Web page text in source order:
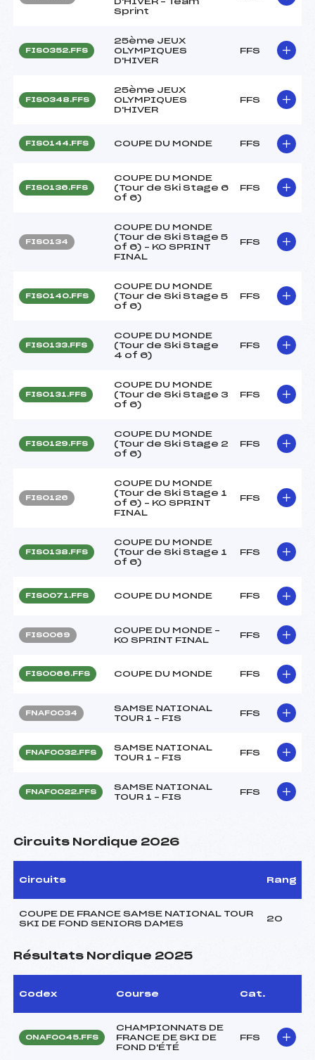
Sprint
FIS0352.FFS
25ème JEUX
OLYMPIQUES
D'HIVER
FFS
FIS0348.FFS
25ème JEUX
OLYMPIQUES
D'HIVER
FFS
FIS0144.FFS COUPE DU MONDE FFS
FIS0136.FFS
COUPE DU MONDE
(Tour de Ski Stage 6
of 6)
FFS
FIS0134
COUPE DU MONDE
(Tour de Ski Stage 5
of 6) – KO SPRINT
FINAL
FFS
FIS0140.FFS
COUPE DU MONDE
(Tour de Ski Stage 5
of 6)
FFS
FIS0133.FFS
COUPE DU MONDE
(Tour de Ski Stage
4 of 6)
FFS
FIS0131.FFS
COUPE DU MONDE
(Tour de Ski Stage 3
of 6)
FFS
FIS0129.FFS
COUPE DU MONDE
(Tour de Ski Stage 2
of 6)
FFS
FIS0126
COUPE DU MONDE
(Tour de Ski Stage 1
of 6) – KO SPRINT
FINAL
FFS
FIS0138.FFS
COUPE DU MONDE
(Tour de Ski Stage 1
of 6)
FFS
FIS0071.FFS COUPE DU MONDE FFS
FIS0069
COUPE DU MONDE –
KO SPRINT FINAL
FFS
FIS0066.FFS COUPE DU MONDE FFS
FNAF0034
SAMSE NATIONAL
TOUR 1 – FIS
FFS
FNAF0032.FFS
SAMSE NATIONAL
TOUR 1 – FIS
FFS
FNAF0022.FFS
SAMSE NATIONAL
TOUR 1 – FIS
FFS
Circuits Nordique 2026
Circuits Rang
COUPE DE FRANCE SAMSE NATIONAL TOUR
SKI DE FOND SENIORS DAMES
20
Résultats Nordique 2025
Codex Course Cat.
ONAF0045.FFS
CHAMPIONNATS DE
FRANCE DE SKI DE
FOND D'ÉTÉ
FFS